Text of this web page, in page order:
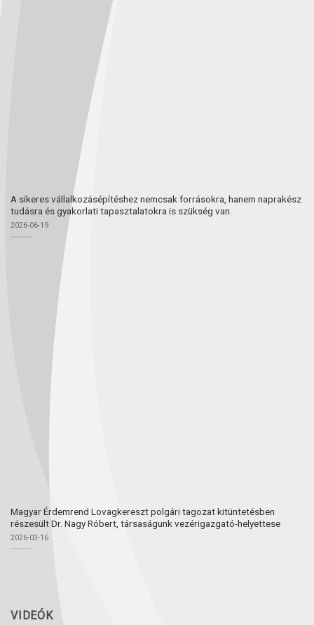
A sikeres vállalkozásépítéshez nemcsak forrásokra, hanem naprakész
tudásra és gyakorlati tapasztalatokra is szükség van.
2026-06-19
Magyar Érdemrend Lovagkereszt polgári tagozat kitüntetésben
részesült Dr. Nagy Róbert, társaságunk vezérigazgató-helyettese
2026-03-16
VIDEÓK